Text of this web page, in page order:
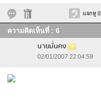
แจกหู 0
ความคิดเห็นที่ : 6
นายมั่นคง
02/01/2007 22:04:59